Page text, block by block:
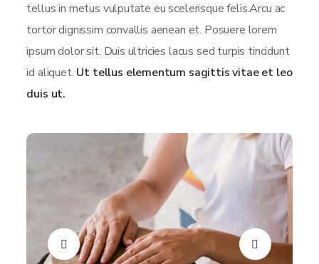
tellus in metus vulputate eu scelerisque felis.Arcu ac
tortor dignissim convallis aenean et. Posuere lorem
ipsum dolor sit. Duis ultricies lacus sed turpis tincidunt
id aliquet. Ut tellus elementum sagittis vitae et leo
duis ut.